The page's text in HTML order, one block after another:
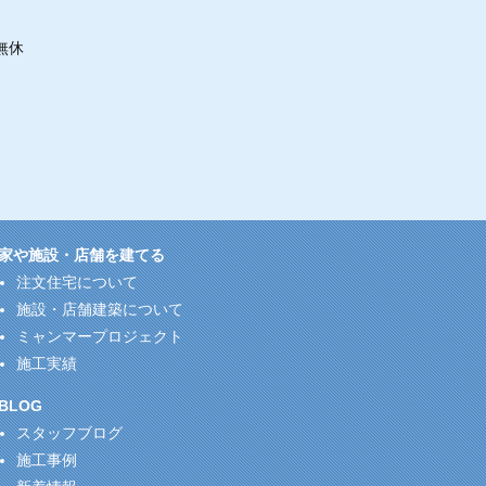
休
や施設・店舗を建てる
注文住宅について
施設・店舗建築について
ミャンマープロジェクト
施工実績
スタッフブログ
施工事例